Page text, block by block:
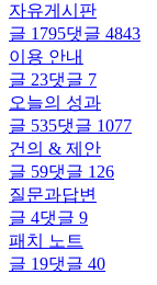
자유게시판
글 1795댓글 4843
이용 안내
글 23댓글 7
오늘의 성과
글 535댓글 1077
건의 & 제안
글 59댓글 126
질문과답변
글 4댓글 9
패치 노트
글 19댓글 40